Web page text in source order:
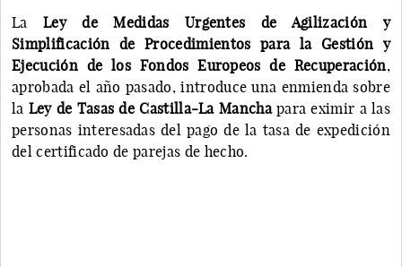
La Ley de Medidas Urgentes de Agilización y
Simplificación de Procedimientos para la Gestión y
Ejecución de los Fondos Europeos de Recuperación,
aprobada el año pasado, introduce una enmienda sobre
la Ley de Tasas de Castilla-La Manchapara eximir a las
personas interesadas del pago de la tasa de expedición
del certificado de parejas de hecho.